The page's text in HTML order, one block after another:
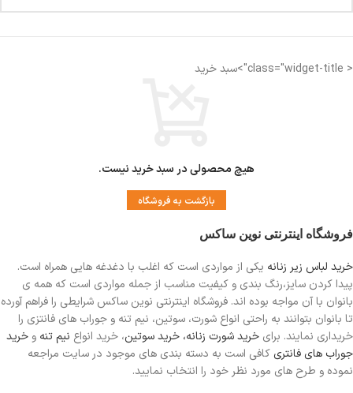
اندازه فاق : 27-28 سانتی متر< class="widget-title">سبد خرید
هیچ محصولی در سبد خرید نیست.
بازگشت به فروشگاه
فروشگاه اینترنتی نوین ساکس
خرید لباس زیر زنانه یکی از مواردی است که اغلب با دغدغه هایی همراه است.
پیدا کردن سایز،رنگ بندی و کیفیت مناسب از جمله مواردی است که همه ی
بانوان با آن مواجه بوده اند. فروشگاه اینترنتی نوین ساکس شرایطی را فراهم آورده
تا بانوان بتوانند به راحتی انواع شورت، سوتین، نیم تنه و جوراب های فانتزی را
خریداری نمایند. برای خرید شورت زنانه، خرید سوتین، خرید انواع نیم تنه و خرید
جوراب های فانتری کافی است به دسته بندی های موجود در سایت مراجعه
نموده و طرح های مورد نظر خود را انتخاب نمایید.